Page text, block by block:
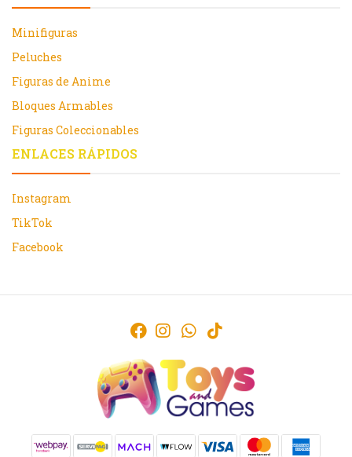
Minifiguras
Peluches
Figuras de Anime
Bloques Armables
Figuras Coleccionables
ENLACES RÁPIDOS
Instagram
TikTok
Facebook